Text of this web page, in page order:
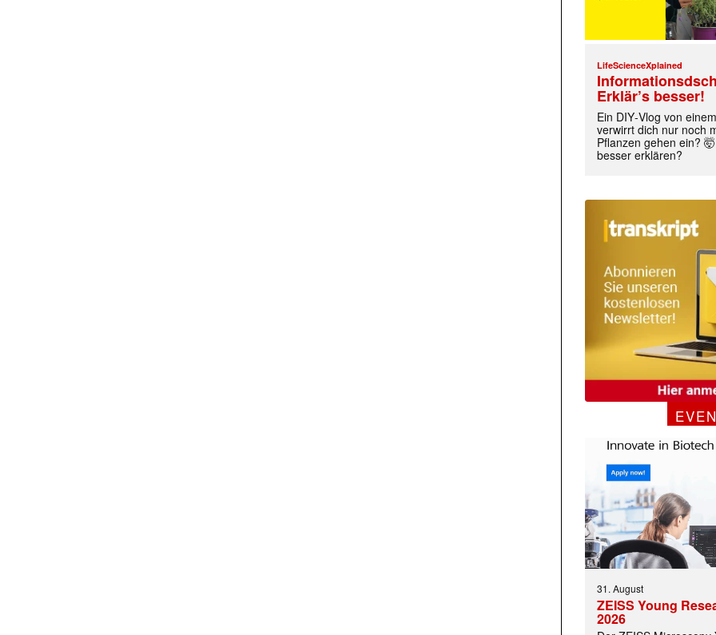
LifeScienceXplained
Erklär’s besser!
Ein DIY‑Vlog von
verwirrt dich nur noch
Pflanzen gehen ein?
besser erklären?
31. August
ZEISS Young
2026